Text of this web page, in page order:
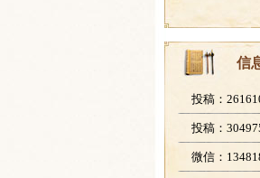
信
投稿：
投稿：
微信：